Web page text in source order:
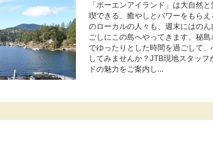
「ボーエンアイランド」は大自然
喫できる、癒やしとパワーをもら
のローカルの人々も、週末にはの
ごしにこの島へやってきます。秘
でゆったりとした時間を過ごして
してみませんか？JTB現地スタッフ
ドの魅力をご案内し...